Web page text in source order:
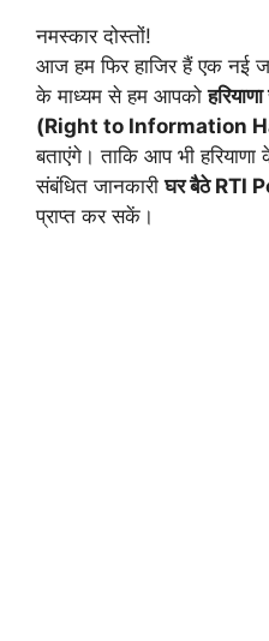
नमस्कार दोस्तों!
आज हम फिर हाजिर हैं एक नई
के माध्यम से हम आपको
(Right to Information
बताएंगे। ताकि आप भी हरियाणा
संबंधित जानकारीघर बैठे RTI
प्राप्त कर सकें।